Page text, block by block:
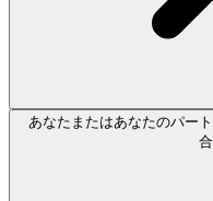
あなたまたはあなたのパー